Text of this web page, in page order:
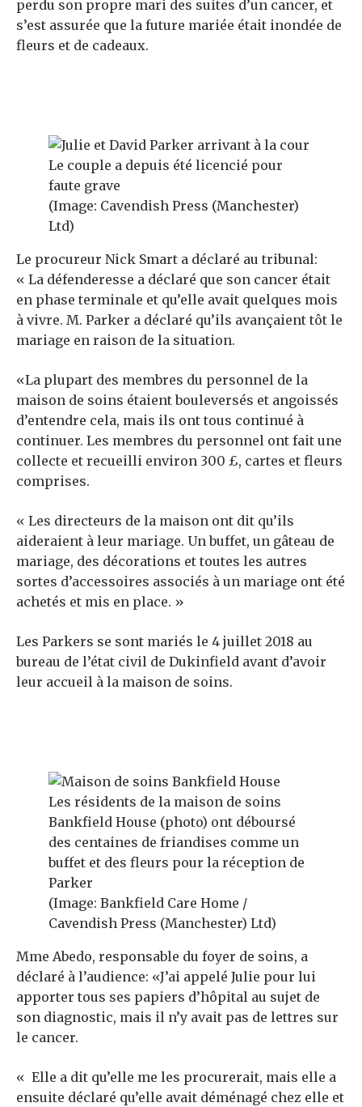
perdu son propre mari des suites d’un cancer, et
s’est assurée que la future mariée était inondée de
fleurs et de cadeaux.
Le couple a depuis été licencié pour
faute grave
(Image: Cavendish Press (Manchester)
Ltd)
Le procureur Nick Smart a déclaré au tribunal:
« La défenderesse a déclaré que son cancer était
en phase terminale et qu’elle avait quelques mois
à vivre. M. Parker a déclaré qu’ils avançaient tôt le
mariage en raison de la situation.
«La plupart des membres du personnel de la
maison de soins étaient bouleversés et angoissés
d’entendre cela, mais ils ont tous continué à
continuer. Les membres du personnel ont fait une
collecte et recueilli environ 300 £, cartes et fleurs
comprises.
« Les directeurs de la maison ont dit qu’ils
aideraient à leur mariage. Un buffet, un gâteau de
mariage, des décorations et toutes les autres
sortes d’accessoires associés à un mariage ont été
achetés et mis en place. »
Les Parkers se sont mariés le 4 juillet 2018 au
bureau de l’état civil de Dukinfield avant d’avoir
leur accueil à la maison de soins.
Les résidents de la maison de soins
Bankfield House (photo) ont déboursé
des centaines de friandises comme un
buffet et des fleurs pour la réception de
Parker
(Image: Bankfield Care Home /
Cavendish Press (Manchester) Ltd)
Mme Abedo, responsable du foyer de soins, a
déclaré à l’audience: «J’ai appelé Julie pour lui
apporter tous ses papiers d’hôpital au sujet de
son diagnostic, mais il n’y avait pas de lettres sur
le cancer.
« Elle a dit qu’elle me les procurerait, mais elle a
ensuite déclaré qu’elle avait déménagé chez elle et